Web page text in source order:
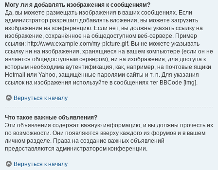
Могу ли я добавлять изображения к сообщениям?
Да, вы можете размещать изображения в ваших сообщениях. Если
администратор разрешил добавлять вложения, вы можете загрузить
изображение на конференцию. Если нет, вы должны указать ссылку на
изображение, сохранённое на общедоступном веб-сервере. Пример
ссылки: http://www.example.com/my-picture.gif. Вы не можете указывать
ссылку ни на изображения, хранящиеся на вашем компьютере (если он не
является общедоступным сервером), ни на изображения, для доступа к
которым необходима аутентификация, как, например, на почтовые ящики
Hotmail или Yahoo, защищённые паролями сайты и т. п. Для указания
ссылок на изображения используйте в сообщениях тег BBCode [img].
Вернуться к началу
Что такое важные объявления?
Эти объявления содержат важную информацию, и вы должны прочесть их
по возможности. Они появляются вверху каждого из форумов и в вашем
личном разделе. Права на создание важных объявлений
предоставляются администратором конференции.
Вернуться к началу